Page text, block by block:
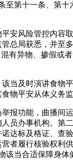
第十一条、第
风险管控内容
总局获悉，并
有异物、掺假
及时演讲食物
物平安从体义务监
功能，曲播间
员办事机构。
达标及格证、
者履行核验权
当合适保障身